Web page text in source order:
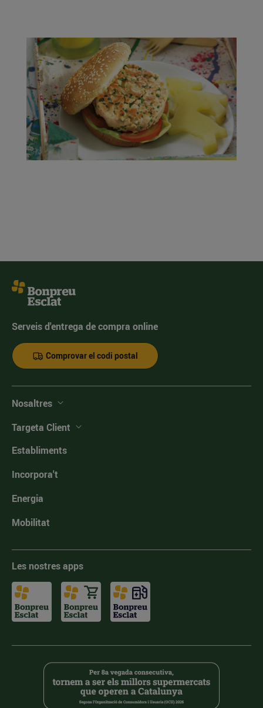
Serveis d'entrega de compra online
Comprovar el codi postal
Nosaltres
Targeta Client
Establiments
Incorpora't
Energia
Mobilitat
Les nostres apps